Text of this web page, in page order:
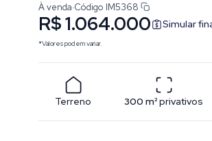
À venda·Código IM5368
R$ 1.064.000 Simular
*Valores podem variar.
Terreno 300 m²privativos